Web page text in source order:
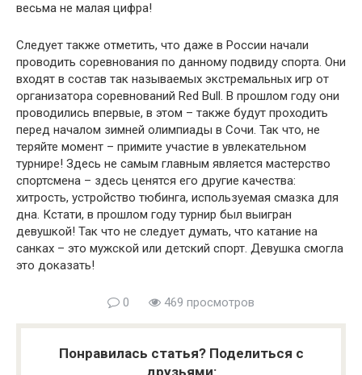
весьма не малая цифра!
Следует также отметить, что даже в России начали
проводить соревнования по данному подвиду спорта. Они
входят в состав так называемых экстремальных игр от
организатора соревнований Red Bull. В прошлом году они
проводились впервые, в этом – также будут проходить
перед началом зимней олимпиады в Сочи. Так что, не
теряйте момент – примите участие в увлекательном
турнире! Здесь не самым главным является мастерство
спортсмена – здесь ценятся его другие качества:
хитрость, устройство тюбинга, используемая смазка для
дна. Кстати, в прошлом году турнир был выигран
девушкой! Так что не следует думать, что катание на
санках – это мужской или детский спорт. Девушка смогла
это доказать!
0 469 просмотров
Понравилась статья? Поделиться с